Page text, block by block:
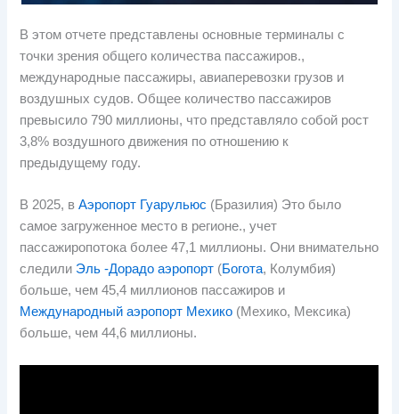
В этом отчете представлены основные терминалы с
точки зрения общего количества пассажиров.,
международные пассажиры, авиаперевозки грузов и
воздушных судов. Общее количество пассажиров
превысило 790 миллионы, что представляло собой рост
3,8% воздушного движения по отношению к
предыдущему году.
В 2025, вАэропорт Гуарульюс (Бразилия) Это было
самое загруженное место в регионе., учет
пассажиропотока более 47,1 миллионы. Они внимательно
следили Эль -Дорадо аэропорт (Богота, Колумбия)
больше, чем 45,4 миллионов пассажиров и
Международный аэропорт Мехико (Мехико, Мексика)
больше, чем 44,6 миллионы.